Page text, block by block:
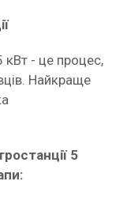
кВт - це процес,
Найкраще
5